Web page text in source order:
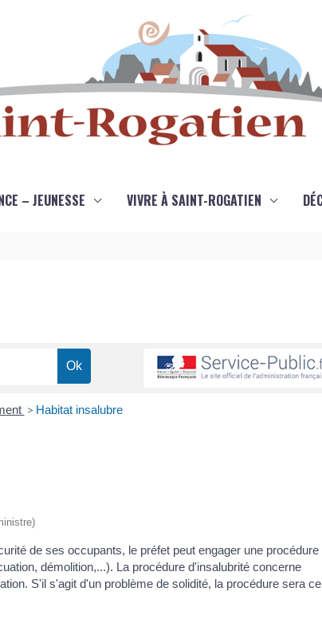
– JEUNESSE VIVRE À SAINT-ROGATIEN
> Habitat insalubre
de ses occupants, le préfet peut engager une procédure
démolition,...). La procédure d'insalubrité concerne
S'il s'agit d'un problème de solidité, la procédure sera